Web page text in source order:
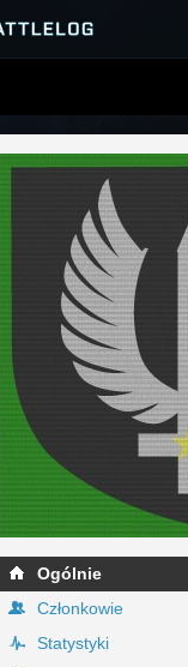
Ogólnie
Członkowie
Statystyki